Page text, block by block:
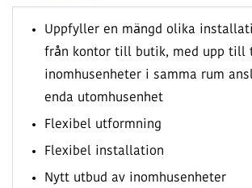
Uppfyller en mängd olika
från kontor till butik, med upp till
inomhusenheter i samma rum
enda utomhusenhet
Flexibel utformning
Flexibel installation
Nytt utbud av inomhusenheter